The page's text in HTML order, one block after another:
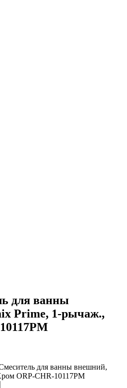
для ванны
Prime, 1-рычаж.,
для ванны внешний,
ORP-CHR-10117PM